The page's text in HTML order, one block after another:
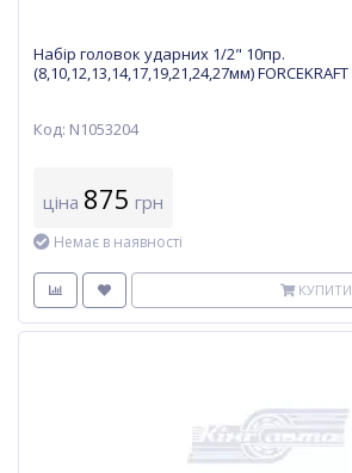
Набір головок ударних 1/2" 10пр.
(8,10,12,13,14,17,19,21,24,27мм) FORCEKRAFT
Код: N1053204
ціна 875 грн
Немає в наявності
КУПИТИ